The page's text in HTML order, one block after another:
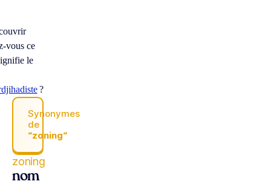
vous ce
le
?
Synonymes
de
“zoning“
zoning
nom